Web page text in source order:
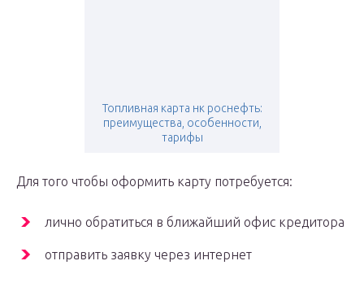
Топливная карта нк роснефть:
преимущества, особенности,
тарифы
Для того чтобы оформить карту потребуется:
лично обратиться в ближайший офис кредитора
отправить заявку через интернет